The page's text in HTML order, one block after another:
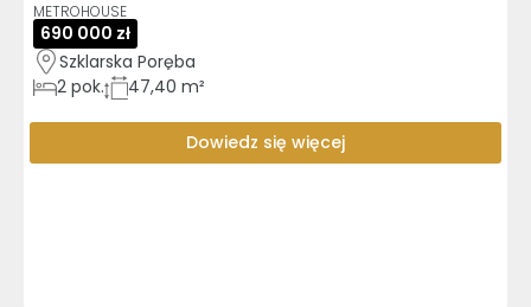
METROHOUSE
690 000 zł
Szklarska Poręba
2 pok. 47,40 m²
Dowiedz się więcej